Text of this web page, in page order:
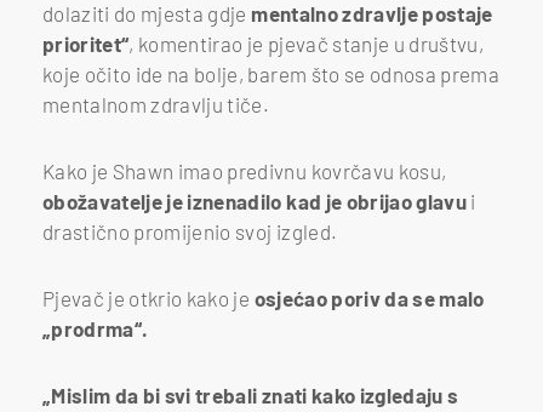
dolaziti do mjesta gdje mentalno zdravlje postaje
prioritet“, komentirao je pjevač stanje u društvu,
koje očito ide na bolje, barem što se odnosa prema
mentalnom zdravlju tiče.
Kako je Shawn imao predivnu kovrčavu kosu,
obožavatelje je iznenadilo kad je obrijao glavui
drastično promijenio svoj izgled.
Pjevač je otkrio kako je osjećao poriv da se malo
„prodrma“.
„Mislim da bi svi trebali znati kako izgledaju s